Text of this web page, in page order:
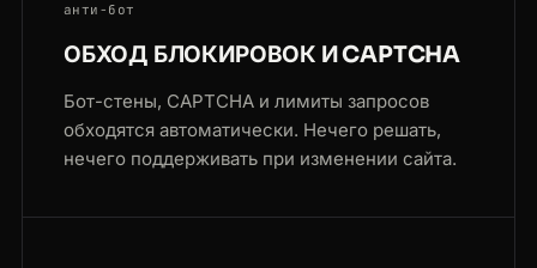
анти-бот
ОБХОД БЛОКИРОВОК И CAPTCHA
Бот-стены, CAPTCHA и лимиты запросов
обходятся автоматически. Нечего решать,
нечего поддерживать при изменении сайта.